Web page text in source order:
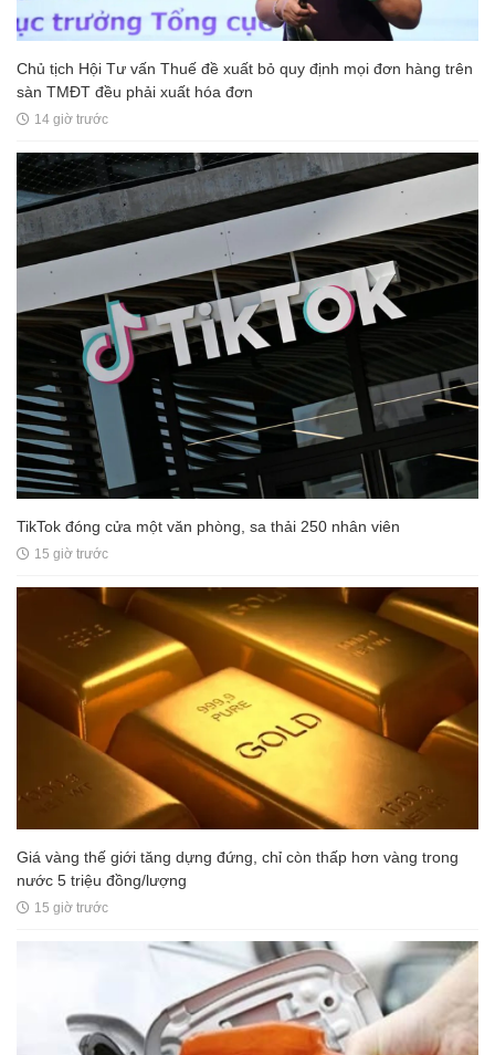
Chủ tịch Hội Tư vấn Thuế đề xuất bỏ quy định mọi đơn hàng trên
sàn TMĐT đều phải xuất hóa đơn
14 giờ trước
TikTok đóng cửa một văn phòng, sa thải 250 nhân viên
15 giờ trước
Giá vàng thế giới tăng dựng đứng, chỉ còn thấp hơn vàng trong
nước 5 triệu đồng/lượng
15 giờ trước